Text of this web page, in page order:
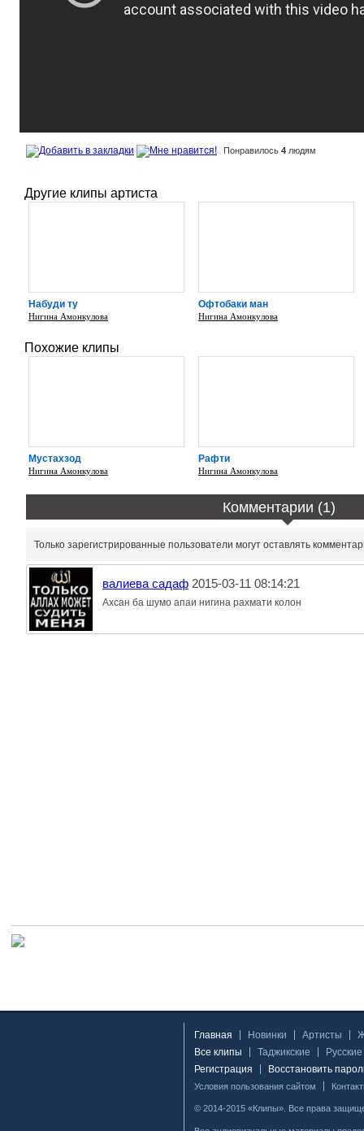
Понравилось 4 людям
Другие клипы артиста
Набуди ту
Нигина Амонкулова
Офтобаки ман
Нигина Амонкулова
Похожие клипы
Мустахзод
Нигина Амонкулова
Рафти
Нигина Амонкулова
Комментарии (1)
Только зарегистрированные пользователи могут оставлять
валиева садаф 2015-03-11 08:14:21
Главная Новинки Артисты
Все клипы
Таджикские
Русские
Регистрация
Восстановить
Условия пользования сайтом
© 2014-2015 «Клипы». Все права